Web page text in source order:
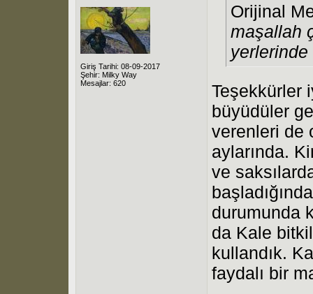
Giriş Tarihi: 08-09-2017
Şehir: Milky Way
Mesajlar: 620
Orijinal
maşallah
yerlerinde
Teşekkürler
büyüdüler
verenleri de
aylarında.
ve
durumunda
da Kale
kullandık.
faydalı bir